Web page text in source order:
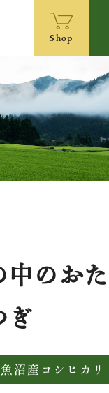
Shop
のおた
ぎ
魚沼産コシヒカリ